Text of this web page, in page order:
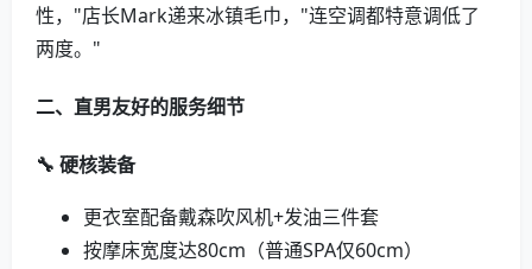
性，"店长Mark递来冰镇毛巾，"连空调都特意调低了
两度。"
二、直男友好的服务细节
🔧 硬核装备
更衣室配备戴森吹风机+发油三件套
按摩床宽度达80cm（普通SPA仅60cm）